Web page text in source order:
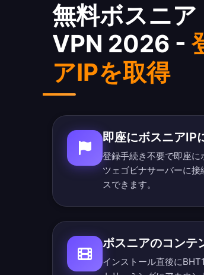
無料ボスニ
VPN 2026 -
アIPを取得
即座にボスニアIP
登録手続き不要で即座
ツェゴビナサーバーに
スできます。
ボスニアのコンテ
インストール直後に